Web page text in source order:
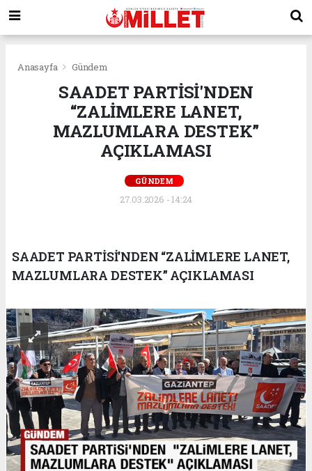
Anasayfa Gündem
SAADET PARTİSİ'NDEN
“ZALİMLERE LANET,
MAZLUMLARA DESTEK”
AÇIKLAMASI
GÜNDEM
27.03.2026 - 14:24
SAADET PARTİSİ'NDEN “ZALİMLERE LANET,
MAZLUMLARA DESTEK” AÇIKLAMASI